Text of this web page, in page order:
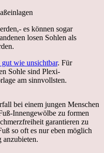
es können sogar
losen Sohlen als
wie unsichtbar. Für
Sohle sind Plexi-
am sinnvollsten.
bei einem jungen Menschen
Innengewölbe zu formen
garantieren zu
so oft es nur eben möglich
anzubieten.